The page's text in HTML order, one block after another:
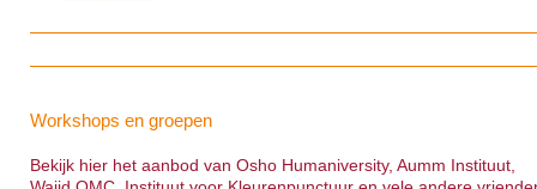
Workshops en groepen
Bekijk hier het aanbod van Osho Humaniversity, Aumm Instituut,